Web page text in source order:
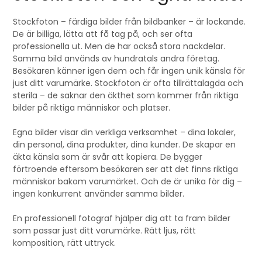
Stockfoton – färdiga bilder från bildbanker – är lockande.
De är billiga, lätta att få tag på, och ser ofta
professionella ut. Men de har också stora nackdelar.
Samma bild används av hundratals andra företag.
Besökaren känner igen dem och får ingen unik känsla för
just ditt varumärke. Stockfoton är ofta tillrättalagda och
sterila – de saknar den äkthet som kommer från riktiga
bilder på riktiga människor och platser.
Egna bilder visar din verkliga verksamhet – dina lokaler,
din personal, dina produkter, dina kunder. De skapar en
äkta känsla som är svår att kopiera. De bygger
förtroende eftersom besökaren ser att det finns riktiga
människor bakom varumärket. Och de är unika för dig –
ingen konkurrent använder samma bilder.
En professionell fotograf hjälper dig att ta fram bilder
som passar just ditt varumärke. Rätt ljus, rätt
komposition, rätt uttryck.